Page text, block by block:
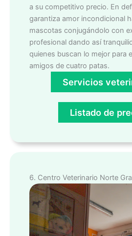
a su competitivo precio. En
garantiza amor incondicional
mascotas conjugándolo con
profesional dando así
quienes buscan lo mejor para
amigos de cuatro patas.
Servicios
Listado de
6. Centro Veterinario Norte